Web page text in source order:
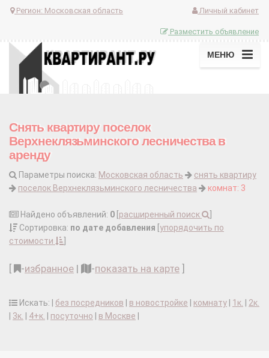
Регион: Московская область Личный кабинет
Разместить объявление
МЕНЮ
Снять квартиру поселок
Верхнеклязьминского лесничества в
аренду
Параметры поиска: Московская область
снять квартиру
поселок Верхнеклязьминского лесничества
комнат: 3
Найдено объявлений: 0 расширенный поиск
Сортировка: по дате добавления упорядочить по
стоимости
-избранное | -показать на карте
Искать: | без посредников в новостройке комнату 1к.
2к.
3к. 4+к. посуточно в Москве